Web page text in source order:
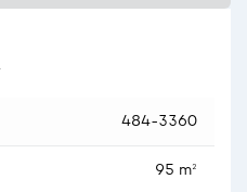
484-3360
95 m²